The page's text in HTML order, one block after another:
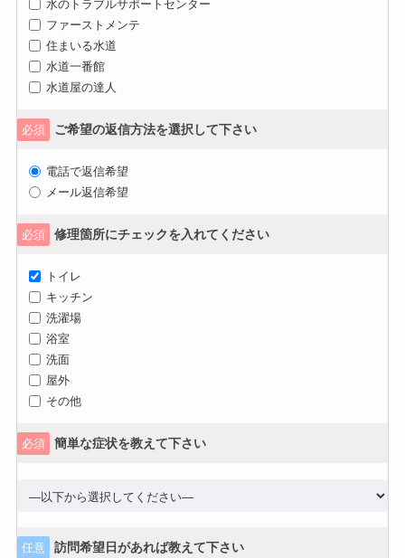
水のトラブルサポートセンター
ファーストメンテ
住まいる水道
水道一番館
水道屋の達人
必須 ご希望の返信方法を選択して下さい
電話で返信希望
メール返信希望
必須 修理箇所にチェックを入れてください
トイレ
キッチン
洗濯場
浴室
洗面
屋外
その他
必須 簡単な症状を教えて下さい
任意 訪問希望日があれば教えて下さい